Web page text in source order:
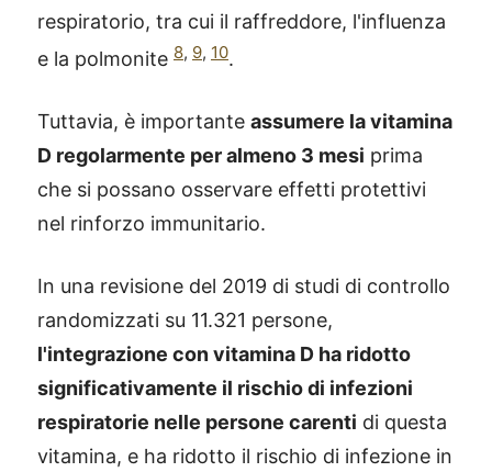
respiratorio, tra cui il raffreddore, l'influenza
e la polmonite 8, 9, 10.
Tuttavia, è importante assumere la vitamina
D regolarmente per almeno 3 mesi prima
che si possano osservare effetti protettivi
nel rinforzo immunitario.
In una revisione del 2019 di studi di controllo
randomizzati su 11.321 persone,
l'integrazione con vitamina D ha ridotto
significativamente il rischio di infezioni
respiratorie nelle persone carenti di questa
vitamina, e ha ridotto il rischio di infezione in